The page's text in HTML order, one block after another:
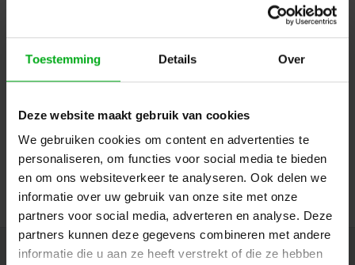
Toestemming Details Over
Deze website maakt gebruik van cookies
We gebruiken cookies om content en advertenties te
personaliseren, om functies voor social media te bieden
en om ons websiteverkeer te analyseren. Ook delen we
informatie over uw gebruik van onze site met onze
partners voor social media, adverteren en analyse. Deze
partners kunnen deze gegevens combineren met andere
informatie die u aan ze heeft verstrekt of die ze hebben
SRS Lighting | Dimmerbar 4-kanaals | 1.4m | Main:
Hoofdschakelaar | DMX 3+5pin | Exclusief connector
Levertijd op aanvraag
Login voor prijzen
Nieuwsbrief